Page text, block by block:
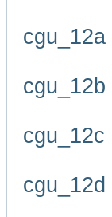
cgu_12a
cgu_12b
cgu_12c
cgu_12d